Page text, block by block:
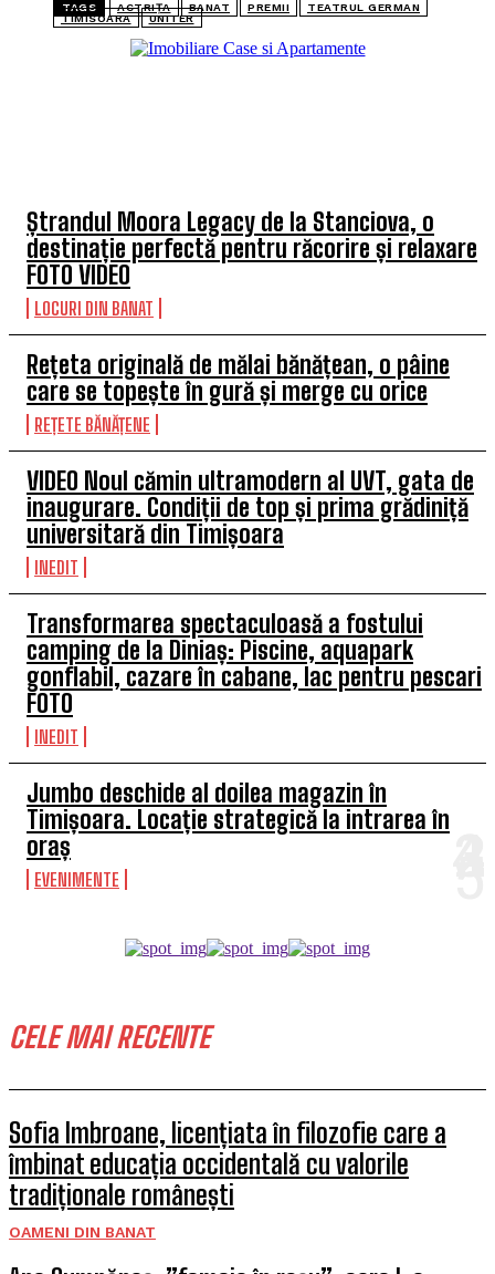
Ștrandul Moora Legacy de la Stanciova, o
destinație perfectă pentru răcorire și relaxare
FOTO VIDEO
LOCURI DIN BANAT
Rețeta originală de mălai bănățean, o pâine
care se topește în gură și merge cu orice
REȚETE BĂNĂȚENE
VIDEO Noul cămin ultramodern al UVT, gata de
inaugurare. Condiții de top și prima grădiniță
universitară din Timișoara
INEDIT
Transformarea spectaculoasă a fostului
camping de la Diniaș: Piscine, aquapark
gonflabil, cazare în cabane, lac pentru pescari
FOTO
INEDIT
Jumbo deschide al doilea magazin în
Timișoara. Locație strategică la intrarea în
oraș
EVENIMENTE
CELE MAI RECENTE
Sofia Imbroane, licențiata în filozofie care a
îmbinat educația occidentală cu valorile
tradiționale românești
OAMENI DIN BANAT
TAGS ACTRIȚA BANAT PREMII
TEATRUL GERMAN
TIMISOARA
UNITER